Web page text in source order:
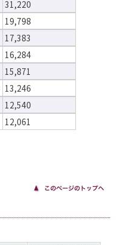
31,220
19,798
17,383
16,284
15,871
13,246
12,540
12,061